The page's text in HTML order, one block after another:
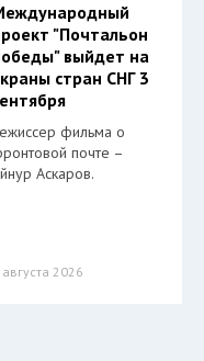
"Почтальон
выйдет на
стран СНГ 3
фильма о
почте –
Аскаров.
2026